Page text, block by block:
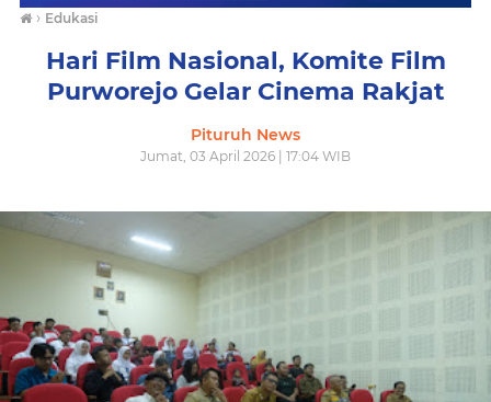
› Edukasi
Hari Film Nasional, Komite Film
Purworejo Gelar Cinema Rakjat
Pituruh News
Jumat, 03 April 2026 | 17:04 WIB